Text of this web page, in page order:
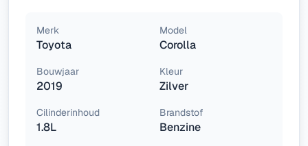
Merk
Toyota
Model
Corolla
Bouwjaar
2019
Kleur
Zilver
Cilinderinhoud
1.8L
Brandstof
Benzine